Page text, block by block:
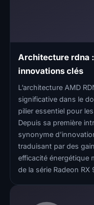
Architecture rdna
innovations clés
L’architecture AMD
significative dans le
pilier essentiel pour
Depuis sa première
synonyme
traduisant par des
efficacité énergétique
de la série Radeon